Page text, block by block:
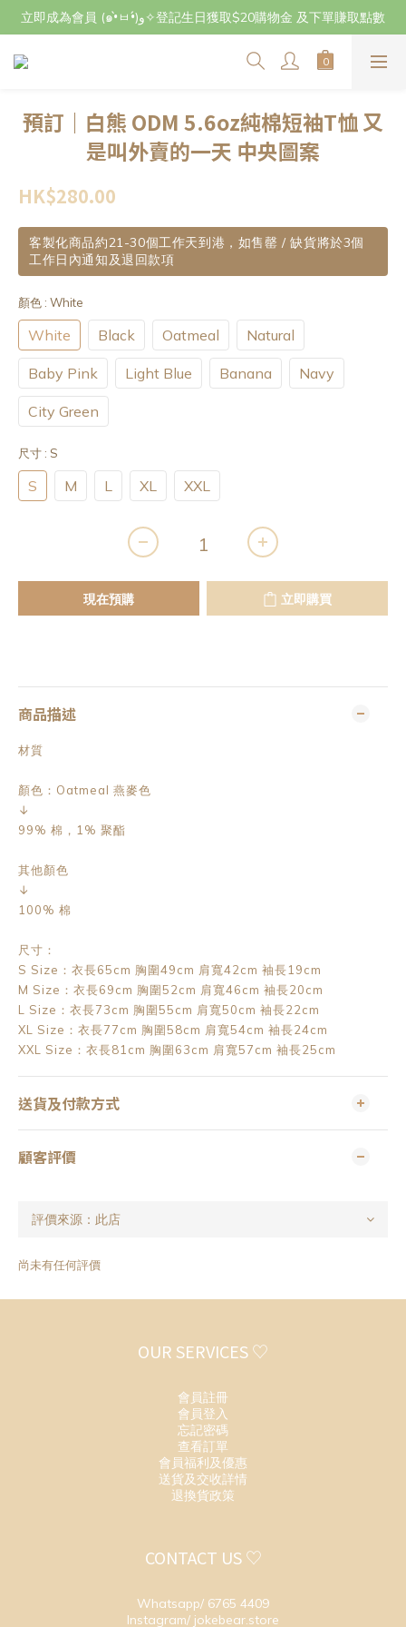
立即成為會員 (๑•̀ㅂ•́)و✧登記生日獲取$20購物金 及下單賺取點數
立即成為會員 (๑•̀ㅂ•́)و✧登記生日獲取$20購物金 及下單賺取點數
7月29日至8月3日期間因店主不在港將暫停交收及寄件，感謝~
預訂｜白熊 ODM 5.6oz純棉短袖T恤 又
是叫外賣的一天 中央圖案
HK$280.00
客製化商品約21-30個工作天到港，如售罄 / 缺貨將於3個
工作日內通知及退回款項
顏色 : White
White Black Oatmeal Natural
Baby Pink Light Blue Banana Navy
City Green
尺寸 : S
S M L XL XXL
現在預購 立即購買
商品描述
材質
顏色：Oatmeal 燕麥色
↓
99% 棉，1% 聚酯
其他顏色
↓
100% 棉
尺寸：
S Size：衣長65cm 胸圍49cm 肩寬42cm 袖長19cm
M Size：衣長69cm 胸圍52cm 肩寬46cm 袖長20cm
L Size：衣長73cm 胸圍55cm 肩寬50cm 袖長22cm
XL Size：衣長77cm 胸圍58cm 肩寬54cm 袖長24cm
XXL Size：衣長81cm 胸圍63cm 肩寬57cm 袖長25cm
送貨及付款方式
顧客評價
尚未有任何評價
OUR SERVICES ♡
會員註冊
會員登入
忘記密碼
查看訂單
會員福利及優惠
送貨及交收詳情
退換貨政策
CONTACT US ♡
Whatsapp/ 6765 4409
Instagram/ jokebear.store